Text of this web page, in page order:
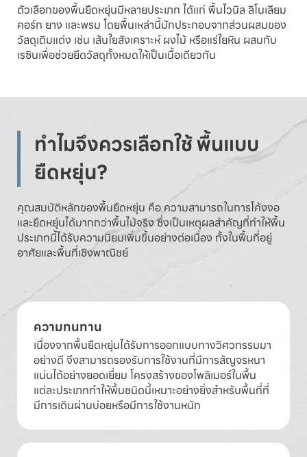
ตัวเลือกของพื้นยืดหยุ่นมีหลายประเภท ได้แก่ พื้นไวนิล ลิโนเลียม
คอร์ก ยาง และพรม โดยพื้นเหล่านี้มักประกอบจากส่วนผสมของ
วัสดุเติมแต่ง เช่น เส้นใยสังเคราะห์ ผงไม้ หรือแร่ใยหิน ผสมกับ
เรซินเพื่อช่วยยึดวัสดุทั้งหมดให้เป็นเนื้อเดียวกัน
ทำไมจึงควรเลือกใช้ พื้นแบบ
ยืดหยุ่น?
คุณสมบัติหลักของพื้นยืดหยุ่น คือ ความสามารถในการโค้งงอ
และยืดหยุ่นได้มากกว่าพื้นไม้จริง ซึ่งเป็นเหตุผลสำคัญที่ทำให้พื้น
ประเภทนี้ได้รับความนิยมเพิ่มขึ้นอย่างต่อเนื่อง ทั้งในพื้นที่อยู่
อาศัยและพื้นที่เชิงพาณิชย์
ความทนทาน
เนื่องจากพื้นยืดหยุ่นได้รับการออกแบบทางวิศวกรรมมา
อย่างดี จึงสามารถรองรับการใช้งานที่มีการสัญจรหนา
แน่นได้อย่างยอดเยี่ยม โครงสร้างของโพลิเมอร์ในพื้น
แต่ละประเภททำให้พื้นชนิดนี้เหมาะอย่างยิ่งสำหรับพื้นที่ที่
มีการเดินผ่านบ่อยหรือมีการใช้งานหนัก